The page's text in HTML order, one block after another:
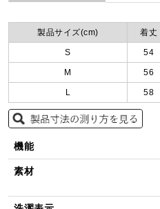
製品サイズ(cm) 着丈
S 54
M 56
L 58
機能
素材